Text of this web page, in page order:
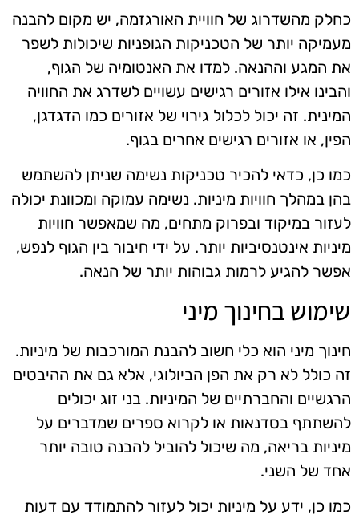
כחלק מהשדרוג של חוויית האורגזמה, יש מקום להבנה
מעמיקה יותר של הטכניקות הגופניות שיכולות לשפר
את המגע וההנאה. למדו את האנטומיה של הגוף,
והבינו אילו אזורים רגישים עשויים לשדרג את החוויה
המינית. זה יכול לכלול גירוי של אזורים כמו הדגדגן,
הפין, או אזורים רגישים אחרים בגוף.
כמו כן, כדאי להכיר טכניקות נשימה שניתן להשתמש
בהן במהלך חוויות מיניות. נשימה עמוקה ומכוונת יכולה
לעזור במיקוד ובפרוק מתחים, מה שמאפשר חוויות
מיניות אינטנסיביות יותר. על ידי חיבור בין הגוף לנפש,
אפשר להגיע לרמות גבוהות יותר של הנאה.
שימוש בחינוך מיני
חינוך מיני הוא כלי חשוב להבנת המורכבות של מיניות.
זה כולל לא רק את הפן הביולוגי, אלא גם את ההיבטים
הרגשיים והחברתיים של המיניות. בני זוג יכולים
להשתתף בסדנאות או לקרוא ספרים שמדברים על
מיניות בריאה, מה שיכול להוביל להבנה טובה יותר
אחד של השני.
כמו כן, ידע על מיניות יכול לעזור להתמודד עם דעות